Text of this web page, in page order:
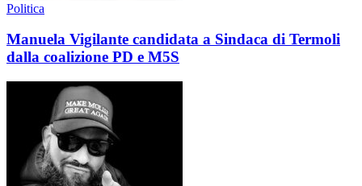
Politica
Manuela Vigilante candidata a Sindaca di Termoli
dalla coalizione PD e M5S